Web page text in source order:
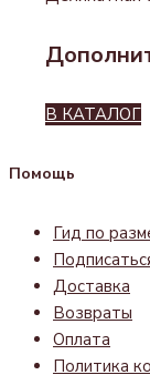
В КАТАЛОГ
Помощь
Гид по
Доставка
Возвраты
Оплата
Политика